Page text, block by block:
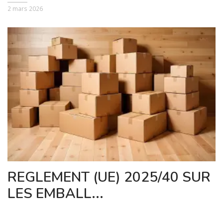
2 mars 2026
REGLEMENT (UE) 2025/40 SUR
LES EMBALL...